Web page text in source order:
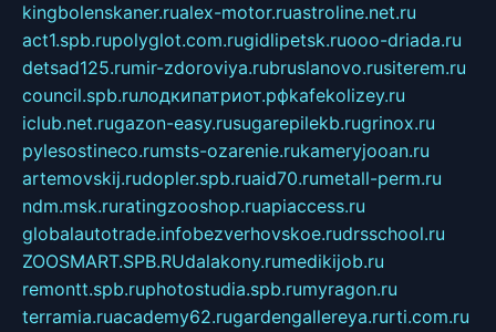
kingbolenskaner.rualex-motor.ruastroline.net.ru
act1.spb.rupolyglot.com.rugidlipetsk.ruooo-driada.ru
detsad125.rumir-zdoroviya.rubruslanovo.rusiterem.ru
council.spb.ruлодкипатриот.рфkafekolizey.ru
iclub.net.rugazon-easy.rusugarepilekb.rugrinox.ru
pylesostineco.rumsts-ozarenie.rukameryjooan.ru
artemovskij.rudopler.spb.ruaid70.rumetall-perm.ru
ndm.msk.ruratingzooshop.ruapiaccess.ru
globalautotrade.infobezverhovskoe.rudrsschool.ru
ZOOSMART.SPB.RUdalakony.rumedikijob.ru
remontt.spb.ruphotostudia.spb.rumyragon.ru
terramia.ruacademy62.rugardengallereya.rurti.com.ru